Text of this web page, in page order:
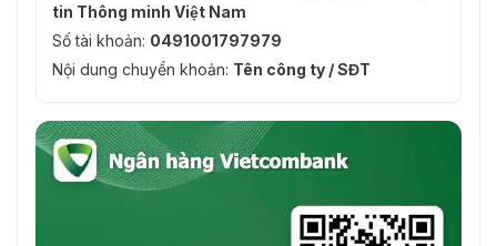
tin Thông minh Việt Nam
Số tài khoản: 0491001797979
Nội dung chuyển khoản: Tên công ty / SĐT